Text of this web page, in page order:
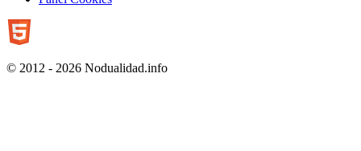
© 2012 - 2026 Nodualidad.info